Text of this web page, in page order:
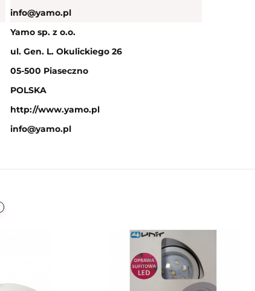
info@yamo.pl
Yamo sp. z o.o.
ul. Gen. L. Okulickiego 26
05-500 Piaseczno
POLSKA
http://www.yamo.pl
info@yamo.pl